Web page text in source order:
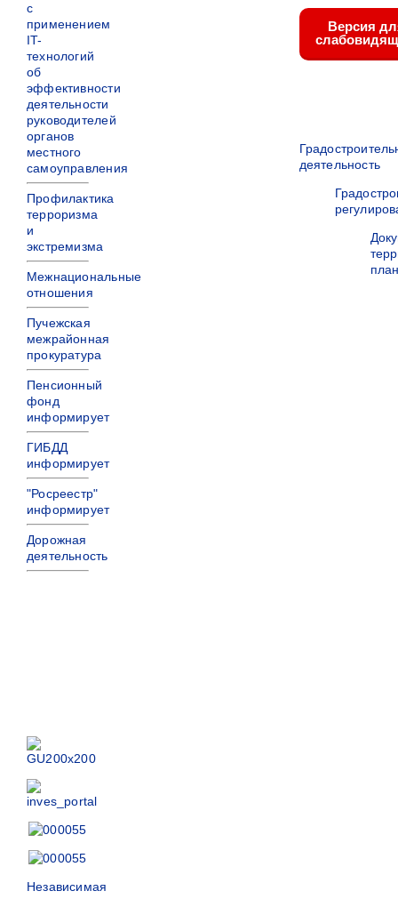
с
применением
IT-
технологий
об
эффективности
деятельности
руководителей
органов
местного
самоуправления
Профилактика
терроризма
и
экстремизма
Межнациональные
отношения
Пучежская
межрайонная
прокуратура
Пенсионный
фонд
информирует
ГИБДД
информирует
"Росреестр"
информирует
Дорожная
деятельность
Независимая
Версия
деятельность